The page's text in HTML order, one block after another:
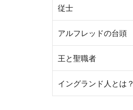
従士
アルフレッドの台頭
王と聖職者
イングランド人とは？